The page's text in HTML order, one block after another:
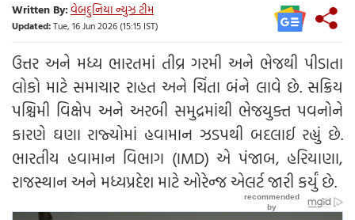
Written By:વેબદુનિયા ન્યુઝ ટીમ
Updated:Tue, 16 Jun 2026 (15:15 IST)
ઉત્તર અને મધ્ય ભારતમાં તીવ્ર ગરમી અને ભેજથી પીડાતા
લોકો માટે સમાચાર રાહત અને ચિંતા બંને લાવે છે. સક્રિય
પશ્ચિમી વિક્ષેપ અને અરબી સમુદ્રમાંથી ભેજયુક્ત પવનોને
કારણે ઘણા રાજ્યોમાં હવામાન ઝડપથી બદલાઈ રહ્યું છે.
ભારતીય હવામાન વિભાગ (IMD) એ પંજાબ, હરિયાણા,
રાજસ્થાન અને મધ્યપ્રદેશ માટે ઓરેન્જ એલર્ટ જારી કર્યું છે.